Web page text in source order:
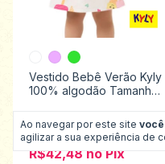
Ao navegar por este site
agilizar a sua experiência de
Vestido Bebê Verão Kyly
100% algodão Tamanho
6 xdeR$8,33 sem juros
R$42,48 no Pix